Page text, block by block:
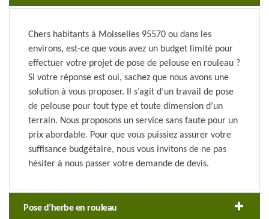
Chers habitants à Moisselles 95570 ou dans les
environs, est-ce que vous avez un budget limité pour
effectuer votre projet de pose de pelouse en rouleau ?
Si votre réponse est oui, sachez que nous avons une
solution à vous proposer. Il s’agit d’un travail de pose
de pelouse pour tout type et toute dimension d’un
terrain. Nous proposons un service sans faute pour un
prix abordable. Pour que vous puissiez assurer votre
suffisance budgétaire, nous vous invitons de ne pas
hésiter à nous passer votre demande de devis.
Pose d’herbe en rouleau